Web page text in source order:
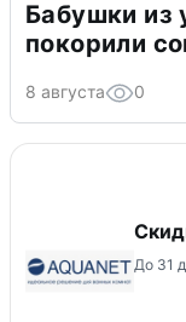
Бабушки из
покорили
8 августа 0
До 31